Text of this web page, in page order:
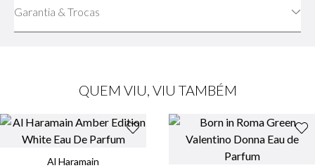
Garantia & Trocas
QUEM VIU, VIU TAMBÉM
Al Haramain